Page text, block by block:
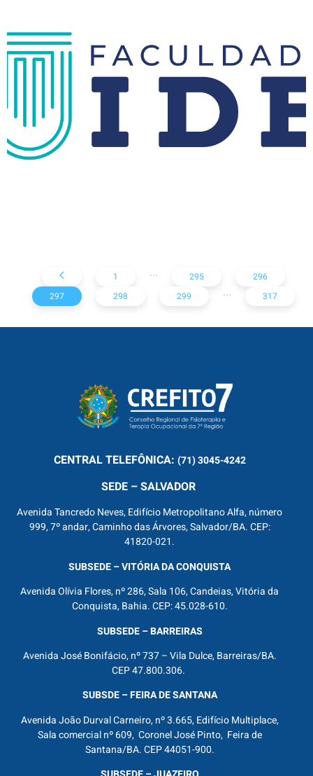
Faculdade IDE
1 ... 295
296
297
298 299 ... 317
CENTRALTELEFÔNICA: (71) 3045-4242
SEDE – SALVADOR
Avenida Tancredo Neves, Edifício Metropolitano Alfa, número
999, 7º andar, Caminho das Árvores, Salvador/BA. CEP:
41820-021.
SUBSEDE – VITÓRIA DA CONQUISTA
Avenida Olívia Flores, nº 286, Sala 106, Candeias, Vitória da
Conquista, Bahia. CEP: 45.028-610.
SUBSEDE – BARREIRAS
Avenida José Bonifácio, nº 737 – Vila Dulce, Barreiras/BA.
CEP 47.800.306.
SUBSDE – FEIRA DE SANTANA
Avenida João Durval Carneiro, nº 3.665, Edifício Multiplace,
Sala comercial nº 609, Coronel José Pinto, Feira de
Santana/BA. CEP 44051-900.